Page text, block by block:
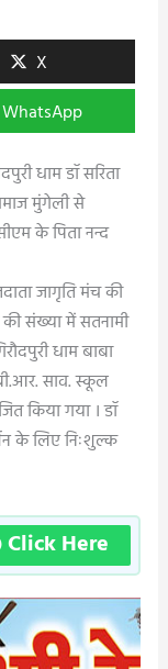
X
WhatsApp
धाम डॉ सरिता
मुंगेली से
के पिता नन्द
जागृति मंच की
की संख्या में सतनामी
धाम बाबा
साव. स्कूल
किया गया । डॉ
के लिए निःशुल्क
Click Here